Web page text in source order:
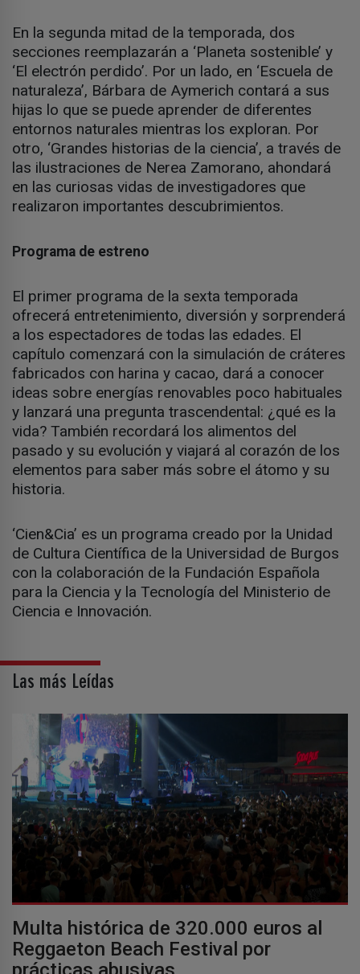
En la segunda mitad de la temporada, dos
secciones reemplazarán a ‘Planeta sostenible’ y
‘El electrón perdido’. Por un lado, en ‘Escuela de
naturaleza’, Bárbara de Aymerich contará a sus
hijas lo que se puede aprender de diferentes
entornos naturales mientras los exploran. Por
otro, ‘Grandes historias de la ciencia’, a través de
las ilustraciones de Nerea Zamorano, ahondará
en las curiosas vidas de investigadores que
realizaron importantes descubrimientos.
Programa de estreno
El primer programa de la sexta temporada
ofrecerá entretenimiento, diversión y sorprenderá
a los espectadores de todas las edades. El
capítulo comenzará con la simulación de cráteres
fabricados con harina y cacao, dará a conocer
ideas sobre energías renovables poco habituales
y lanzará una pregunta trascendental: ¿qué es la
vida? También recordará los alimentos del
pasado y su evolución y viajará al corazón de los
elementos para saber más sobre el átomo y su
historia.
‘Cien&Cia’ es un programa creado por la Unidad
de Cultura Científica de la Universidad de Burgos
con la colaboración de la Fundación Española
para la Ciencia y la Tecnología del Ministerio de
Ciencia e Innovación.
Las más Leídas
Multa histórica de 320.000 euros al
Reggaeton Beach Festival por